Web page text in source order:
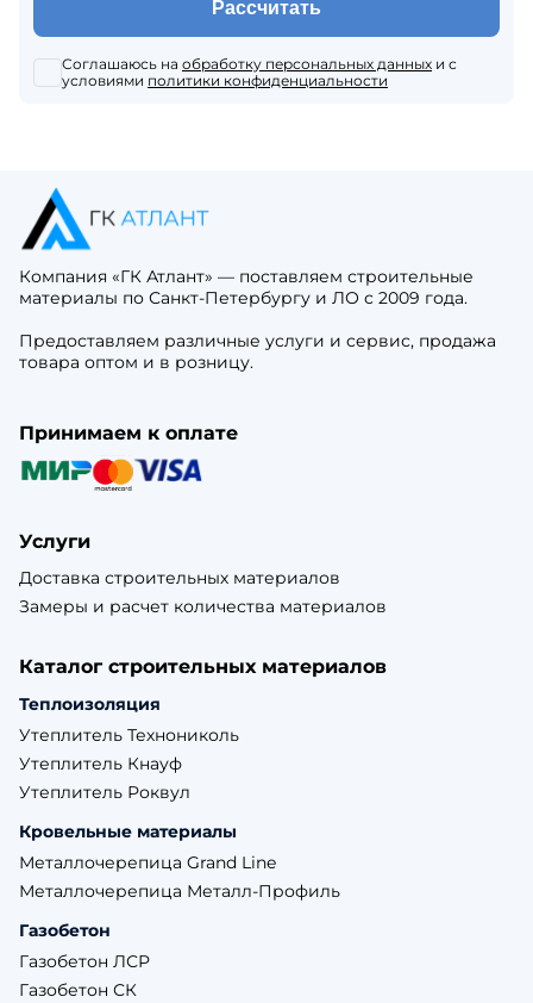
Рассчитать
Соглашаюсь на обработку персональных данных и с
условиями политики конфиденциальности
Компания «ГК Атлант» — поставляем строительные
материалы по Санкт-Петербургу и ЛО с 2009 года.
Предоставляем различные услуги и сервис, продажа
товара оптом и в розницу.
Принимаем к оплате
Услуги
Доставка строительных материалов
Замеры и расчет количества материалов
Каталог строительных материалов
Теплоизоляция
Утеплитель Технониколь
Утеплитель Кнауф
Утеплитель Роквул
Кровельные материалы
Металлочерепица Grand Line
Металлочерепица Металл-Профиль
Газобетон
Газобетон ЛСР
Газобетон СК